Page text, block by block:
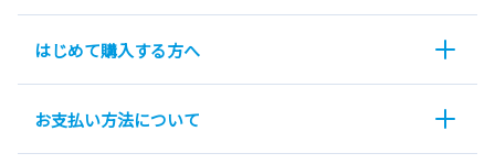
はじめて購入する方へ
お支払い方法について